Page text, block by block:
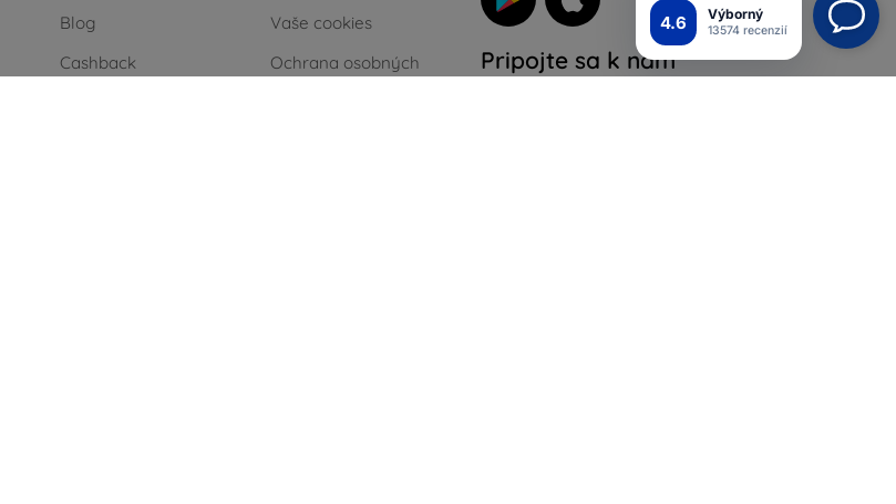
4.6 Výborný
13574 recenzií
Blog
Cashback
Vaše cookies
Ochrana osobných
Pripojte sa k nám